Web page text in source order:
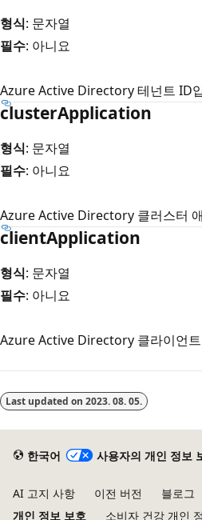
형식: 문자열
필수: 아니요
Azure Active Directory 테넌트 ID
clusterApplication
형식: 문자열
필수: 아니요
Azure Active Directory 클러스터
clientApplication
형식: 문자열
필수: 아니요
Azure Active Directory 클라이언
모
드
Last updated on 2023. 08. 05.
한국어 사용자의 개인 정보
AI 고지 사항 이전 버전 블로그
개인 정보 보호
소비자 건강 개인